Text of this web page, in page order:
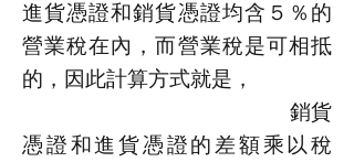
進貨憑證和銷貨憑證均含５％的
營業稅在內，而營業稅是可相抵
的，因此計算方式就是，
銷貨
憑證和進貨憑證的差額乘以稅